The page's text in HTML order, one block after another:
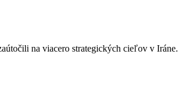
na viacero strategických cieľov v Iráne.